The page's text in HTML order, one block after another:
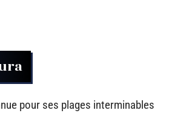
pour ses plages interminables